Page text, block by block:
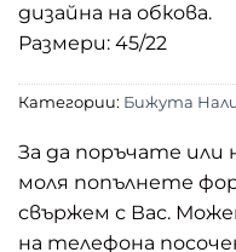
дизайна на обкова.
Размери: 45/22
Категории: Бижута
За да поръчате или
моля попълнете
свържем с Вас.
на телефона